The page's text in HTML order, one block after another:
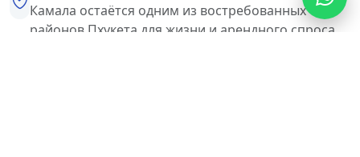
Камала остаётся одним из востребованных
районов Пхукета для жизни и арендного спроса.